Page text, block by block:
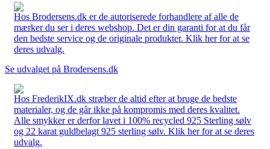
Hos Brodersens.dk er de autoriserede forhandlere af alle de
mærker du ser i deres webshop. Det er din garanti for at du får
den bedste service og de originale produkter. Klik her for at se
deres udvalg.
Se udvalget på Brodersens.dk
Hos FrederikIX.dk stræber de altid efter at bruge de bedste
materialer, og de går ikke på kompromis med deres kvalitet.
Alle smykker er derfor lavet i 100% recycled 925 Sterling sølv
og 22 karat guldbelagt 925 sterling sølv. Klik her for at se deres
udvalg.